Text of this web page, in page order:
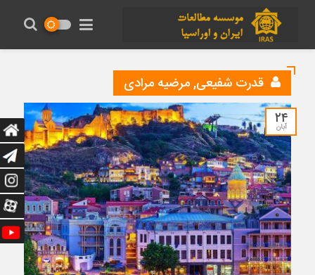
قدرت شفیعی,مرضیه مرادی
۲۴
آبان